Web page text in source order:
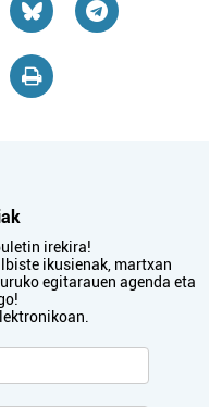
irekira!
ikusienak, martxan
egitarauen agenda eta